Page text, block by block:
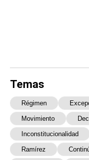
Temas
Régimen
Movimiento
Inconstitucionalidad
Ramírez